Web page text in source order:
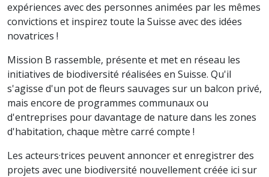
expériences avec des personnes animées par les mêmes
convictions et inspirez toute la Suisse avec des idées
novatrices !
Mission B rassemble, présente et met en réseau les
initiatives de biodiversité réalisées en Suisse. Qu'il
s'agisse d'un pot de fleurs sauvages sur un balcon privé,
mais encore de programmes communaux ou
d'entreprises pour davantage de nature dans les zones
d'habitation, chaque mètre carré compte !
Les acteurs·trices peuvent annoncer et enregistrer des
projets avec une biodiversité nouvellement créée ici sur